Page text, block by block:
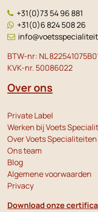
+31(0)73 54 96 881
+31(0)6 824 508 26
BTW-nr: NL
KVK-nr. 50086022
Over ons
Private Label
Werken bij Voets
Over Voets Specialiteiten
Ons team
Blog
Algemene voorwaarden
Privacy
Download onze